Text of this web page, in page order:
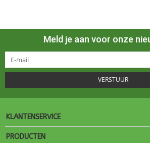
Meld je aan voor onze
VERSTUUR
KLANTENSERVICE
PRODUCTEN